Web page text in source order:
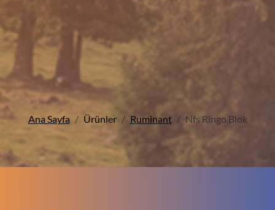
Ana Sayfa Ürünler Ruminant Nfs Ringo Blok